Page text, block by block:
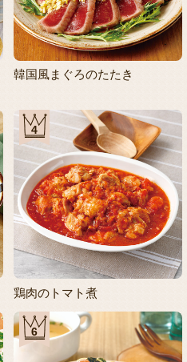
韓国風まぐろのたたき
4
鶏肉のトマト煮
6